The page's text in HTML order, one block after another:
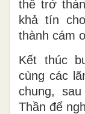
thể trở
khả tín
thành cám
Kết thúc
cùng các
chung,
Thần để